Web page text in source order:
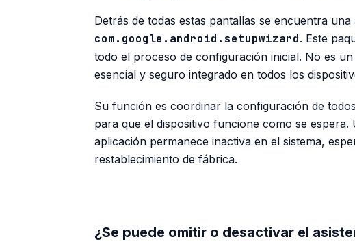
Detrás de todas estas pantallas se encuentra
com.google.android.setupwizard. Este
todo el proceso de configuración inicial. No es
esencial y seguro integrado en todos los
Su función es coordinar la configuración de
para que el dispositivo funcione como se
aplicación permanece inactiva en el sistema,
restablecimiento de fábrica.
¿Se puede omitir o desactivar el